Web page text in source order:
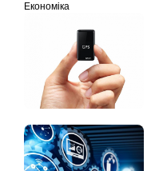
Економіка